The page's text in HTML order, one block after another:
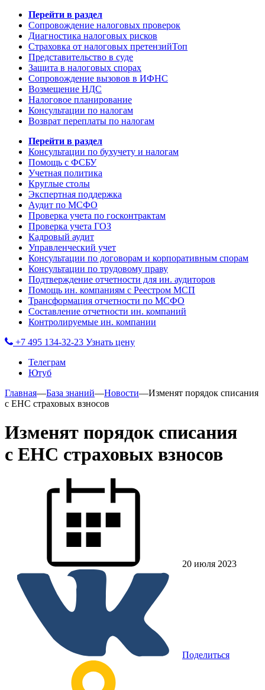
Перейти в раздел
Сопровождение налоговых проверок
Диагностика налоговых рисков
Страховка от налоговых претензийТоп
Представительство в суде
Защита в налоговых спорах
Сопровождение вызовов в ИФНС
Возмещение НДС
Налоговое планирование
Консультации по налогам
Возврат переплаты по налогам
Перейти в раздел
Консультации по бухучету и налогам
Помощь с ФСБУ
Учетная политика
Круглые столы
Экспертная поддержка
Аудит по МСФО
Проверка учета по госконтрактам
Проверка учета ГОЗ
Кадровый аудит
Управленческий учет
Консультации по договорам и корпоративным спорам
Консультации по трудовому праву
Подтверждение отчетности для ин. аудиторов
Помощь ин. компаниям с Реестром МСП
Трансформация отчетности по МСФО
Составление отчетности ин. компаний
Контролируемые ин. компании
+7 495 134-32-23 Узнать цену
Телеграм
Ютуб
Главная—База знаний—Новости—Изменят порядок списания
с ЕНС страховых взносов
Изменят порядок списания
с ЕНС страховых взносов
20 июля 2023
Поделиться